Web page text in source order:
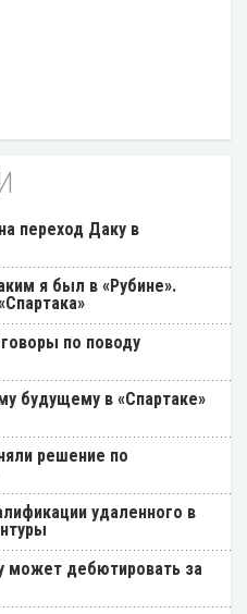
переход Даку в
я был в «Рубине».
по поводу
будущему в «Спартаке»
решение по
удаленного в
может дебютировать за